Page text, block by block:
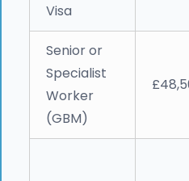
Visa
Senior or
Specialist
Worker
(GBM)